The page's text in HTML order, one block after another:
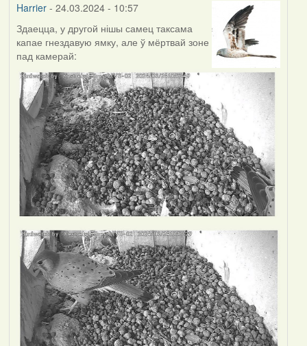
Harrier- 24.03.2024 - 10:57
Здаецца, у другой нішы самец таксама
капае гнездавую ямку, але ў мёртвай зоне
пад камерай: